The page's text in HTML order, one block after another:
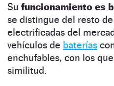
Su funcionamiento es
se distingue del resto
electrificadas del
vehículos de baterías
enchufables, con los
similitud.